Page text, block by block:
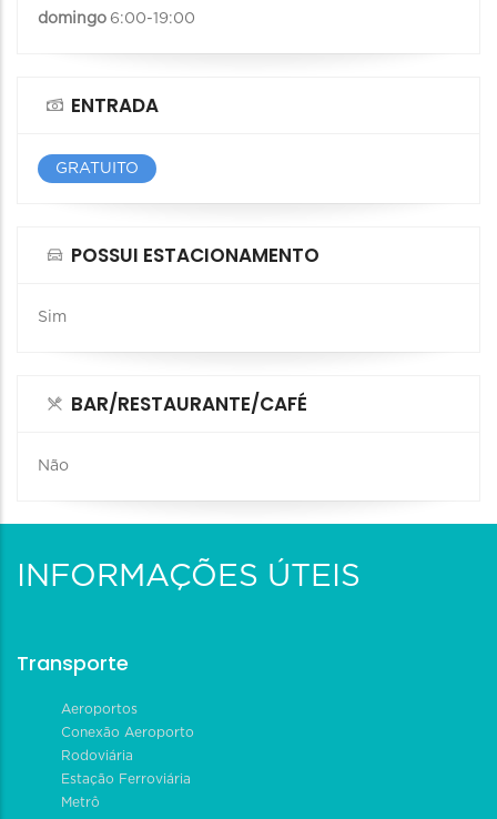
domingo 6:00-19:00
ENTRADA
GRATUITO
POSSUI ESTACIONAMENTO
Sim
BAR/RESTAURANTE/CAFÉ
Não
INFORMAÇÕES ÚTEIS
Transporte
Aeroportos
Conexão Aeroporto
Rodoviária
Estação Ferroviária
Metrô